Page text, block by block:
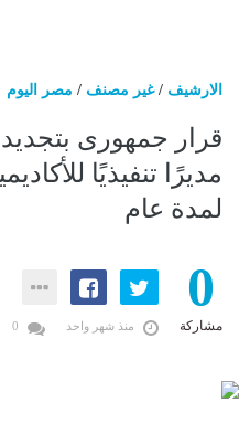
الارشيف /غير مصنف / مصر اليوم
قرار جمهورى
مديرًا تنفيذيًا
لمدة عام
0
مشاركة منذ شهر واحد